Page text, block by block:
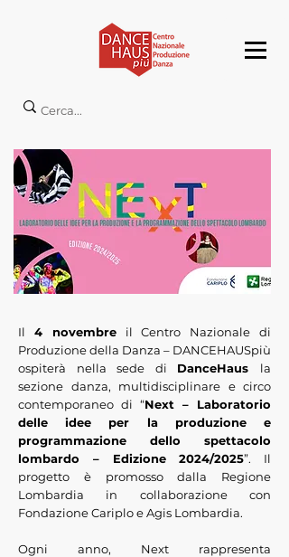
Il 4novembreil Centro Nazionale di
Produzione della Danza – DANCEHAUSpiù
ospiterà nella sede di DanceHaus la
sezione danza, multidisciplinare e circo
contemporaneo di “Next – Laboratorio
delle idee per la produzione e
programmazione dello spettacolo
lombardo – Edizione 2024/2025”. Il
progetto è promosso dalla Regione
Lombardia in collaborazione con
Fondazione Cariplo e Agis Lombardia.
Ogni anno, Next rappresenta